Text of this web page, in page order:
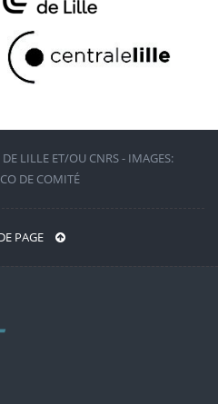
LILLE ET/OU CNRS - IMAGES:
DE COMITÉ
PAGE